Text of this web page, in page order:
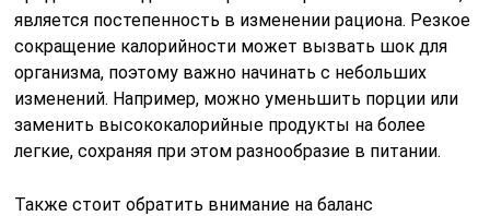
является постепенность в изменении рациона. Резкое
сокращение калорийности может вызвать шок для
организма, поэтому важно начинать с небольших
изменений. Например, можно уменьшить порции или
заменить высококалорийные продукты на более
легкие, сохраняя при этом разнообразие в питании.
Также стоит обратить внимание на баланс